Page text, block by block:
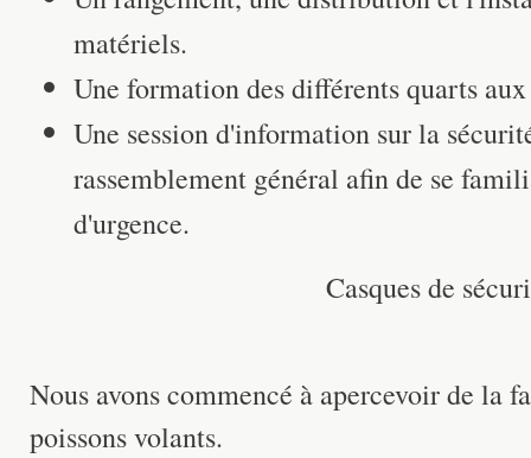
matériels.
Une formation des différents quarts
Une session d'information sur la
rassemblement général afin de se
d'urgence.
Casques de
Nous avons commencé à apercevoir de la
poissons volants.